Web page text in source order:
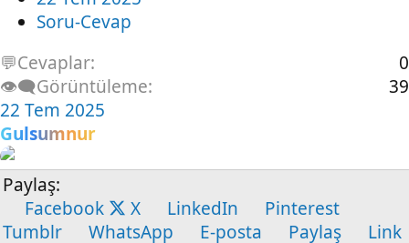
Soru-Cevap
💬Cevaplar
0
👁️‍🗨️Görüntüleme
39
22 Tem 2025
Gulsumnur
Paylaş:
Facebook
X LinkedIn
Pinterest
Tumblr
WhatsApp E-posta Paylaş Link